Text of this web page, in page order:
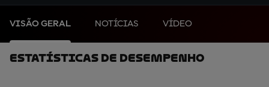
VISÃO GERAL NOTÍCIAS VÍDEO
Estatísticas De Desempenho